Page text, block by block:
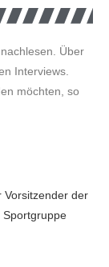
Über
Interviews.
möchten, so
Vorsitzender der